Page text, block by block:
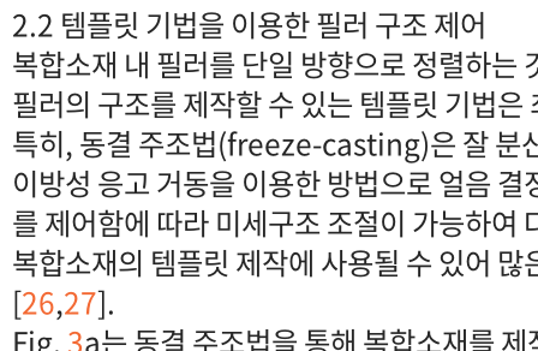
2.2 템플릿 기법을 이용한 필러 구조 제어
복합소재 내 필러를 단일 방향으로 정렬하는
필러의 구조를 제작할 수 있는 템플릿 기법
특히, 동결 주조법(freeze-casting)은 잘 분
이방성 응고 거동을 이용한 방법으로 얼음
를 제어함에 따라 미세구조 조절이 가능하여
복합소재의 템플릿 제작에 사용될 수 있어 많
[26,27].
Fig. 3a는 동결 주조법을 통해 복합소재를